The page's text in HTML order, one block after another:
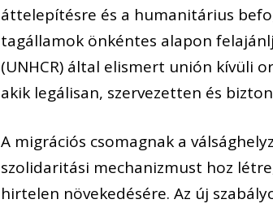
áttelepítésre és a humanitárius
tagállamok önkéntes alapon
(UNHCR) által elismert unión kívüli
akik legálisan, szervezetten és
A migrációs csomagnak a
szolidaritási mechanizmust hoz
hirtelen növekedésére. Az új